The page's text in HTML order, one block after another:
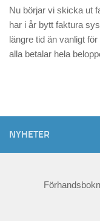
Nu börjar vi skicka ut
har i år bytt faktura
längre tid än vanligt
alla betalar hela
NYHETER